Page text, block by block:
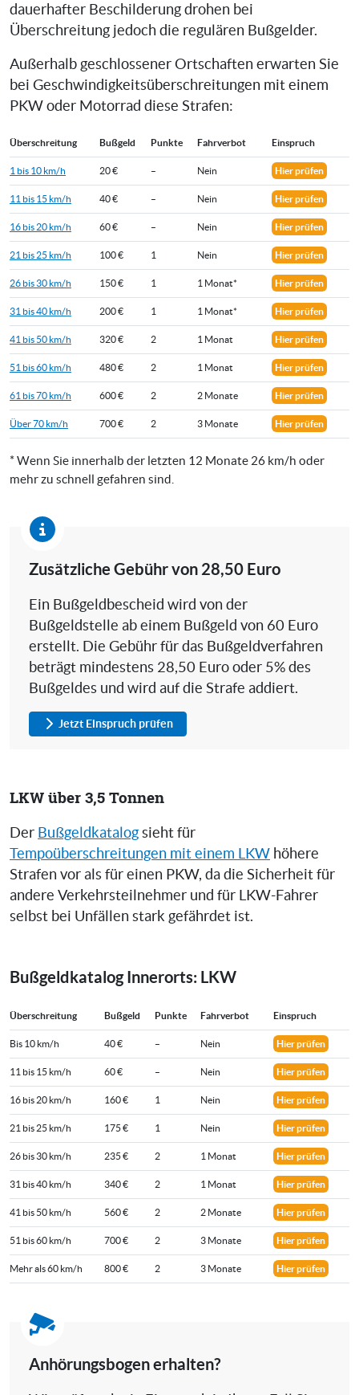
dauerhafter Beschilderung drohen bei
Überschreitung jedoch die regulären Bußgelder.
Außerhalb geschlossener Ortschaften erwarten Sie
bei Geschwindigkeitsüberschreitungen mit einem
PKW oder Motorrad diese Strafen:
Überschreitung Bußgeld Punkte Fahrverbot Einspruch
1 bis 10 km/h 20 € – Nein Hier prüfen
11 bis 15 km/h 40 € – Nein Hier prüfen
16 bis 20 km/h 60 € – Nein Hier prüfen
21 bis 25 km/h 100 € 1 Nein Hier prüfen
26 bis 30 km/h 150 € 1 1 Monat* Hier prüfen
31 bis 40 km/h 200 € 1 1 Monat* Hier prüfen
41 bis 50 km/h 320 € 2 1 Monat Hier prüfen
51 bis 60 km/h 480 € 2 1 Monat Hier prüfen
61 bis 70 km/h 600 € 2 2 Monate Hier prüfen
Über 70 km/h 700 € 2 3 Monate Hier prüfen
* Wenn Sie innerhalb der letzten 12 Monate 26 km/h oder
mehr zu schnell gefahren sind.
Zusätzliche Gebühr von 28,50 Euro
Ein Bußgeldbescheid wird von der
Bußgeldstelle ab einem Bußgeld von 60 Euro
erstellt. Die Gebühr für das Bußgeldverfahren
beträgt mindestens 28,50 Euro oder 5% des
Bußgeldes und wird auf die Strafe addiert.
Jetzt Einspruch prüfen
LKW über 3,5 Tonnen
Der Bußgeldkatalog sieht für
Tempoüberschreitungen mit einem LKW höhere
Strafen vor als für einen PKW, da die Sicherheit für
andere Verkehrsteilnehmer und für LKW-Fahrer
selbst bei Unfällen stark gefährdet ist.
Bußgeldkatalog Innerorts: LKW
Überschreitung Bußgeld Punkte Fahrverbot Einspruch
Bis 10 km/h 40 € – Nein Hier prüfen
11 bis 15 km/h 60 € – Nein Hier prüfen
16 bis 20 km/h 160 € 1 Nein Hier prüfen
21 bis 25 km/h 175 € 1 Nein Hier prüfen
26 bis 30 km/h 235 € 2 1 Monat Hier prüfen
31 bis 40 km/h 340 € 2 1 Monat Hier prüfen
41 bis 50 km/h 560 € 2 2 Monate Hier prüfen
51 bis 60 km/h 700 € 2 3 Monate Hier prüfen
Mehr als 60 km/h 800 € 2 3 Monate Hier prüfen
Anhörungsbogen erhalten?